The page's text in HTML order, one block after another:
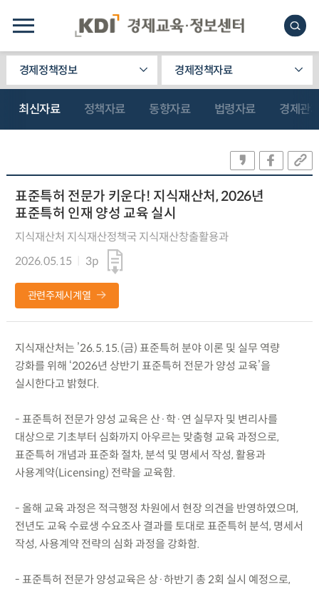
경제정책정보 경제정책자료
최신자료 정책자료 동향자료 법령자료 경제관
표준특허 전문가 키운다! 지식재산처, 2026년
표준특허 인재 양성 교육 실시
지식재산처 지식재산정책국 지식재산창출활용과
2026.05.15
3p
관련주제시계열
지식재산처는 ’26.5.15.(금) 표준특허 분야 이론 및 실무 역량
강화를 위해 ‘2026년 상반기 표준특허 전문가 양성 교육’을
실시한다고 밝혔다.
- 표준특허 전문가 양성 교육은 산·학·연 실무자 및 변리사를
대상으로 기초부터 심화까지 아우르는 맞춤형 교육 과정으로,
표준특허 개념과 표준화 절차, 분석 및 명세서 작성, 활용과
사용계약(Licensing) 전략을 교육함.
- 올해 교육 과정은 적극행정 차원에서 현장 의견을 반영하였으며,
전년도 교육 수료생 수요조사 결과를 토대로 표준특허 분석, 명세서
작성, 사용계약 전략의 심화 과정을 강화함.
- 표준특허 전문가 양성교육은 상·하반기 총 2회 실시 예정으로,